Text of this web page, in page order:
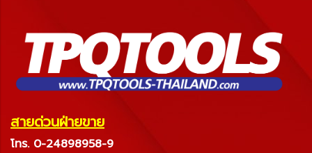
สายด่วนฝ่ายขาย
โทร. 0-24898958-9